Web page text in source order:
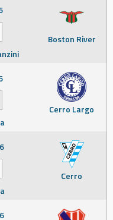
Boston River
Cerro Largo
Cerro